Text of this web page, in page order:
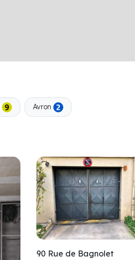
Avron
90 Rue de Bagnolet